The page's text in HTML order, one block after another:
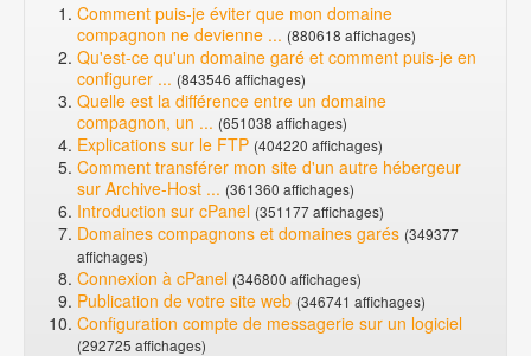
Comment puis-je éviter que mon domaine
compagnon ne devienne ... (880618 affichages)
Qu'est-ce qu'un domaine garé et comment puis-je en
configurer ... (843546 affichages)
Quelle est la différence entre un domaine
compagnon, un ... (651038 affichages)
Explications sur le FTP (404220 affichages)
Comment transférer mon site d'un autre hébergeur
sur Archive-Host ... (361360 affichages)
Introduction sur cPanel (351177 affichages)
Domaines compagnons et domaines garés (349377
affichages)
Connexion à cPanel (346800 affichages)
Publication de votre site web (346741 affichages)
Configuration compte de messagerie sur un logiciel
(292725 affichages)